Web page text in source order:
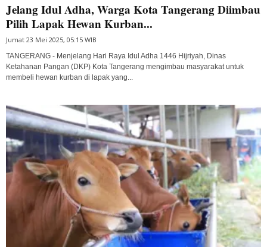
Jelang Idul Adha, Warga Kota Tangerang Diimbau
Pilih Lapak Hewan Kurban...
Jumat 23 Mei 2025, 05:15 WIB
TANGERANG - Menjelang Hari Raya Idul Adha 1446 Hijriyah, Dinas
Ketahanan Pangan (DKP) Kota Tangerang mengimbau masyarakat untuk
membeli hewan kurban di lapak yang...